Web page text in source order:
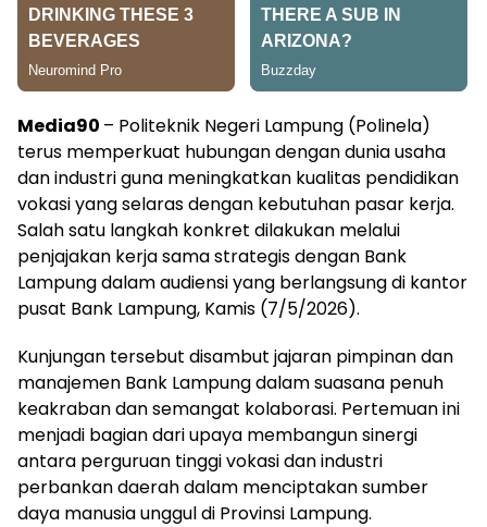
Media90 – Politeknik Negeri Lampung (Polinela)
terus memperkuat hubungan dengan dunia usaha
dan industri guna meningkatkan kualitas pendidikan
vokasi yang selaras dengan kebutuhan pasar kerja.
Salah satu langkah konkret dilakukan melalui
penjajakan kerja sama strategis dengan Bank
Lampung dalam audiensi yang berlangsung di kantor
pusat Bank Lampung, Kamis (7/5/2026).
Kunjungan tersebut disambut jajaran pimpinan dan
manajemen Bank Lampung dalam suasana penuh
keakraban dan semangat kolaborasi. Pertemuan ini
menjadi bagian dari upaya membangun sinergi
antara perguruan tinggi vokasi dan industri
perbankan daerah dalam menciptakan sumber
daya manusia unggul di Provinsi Lampung.